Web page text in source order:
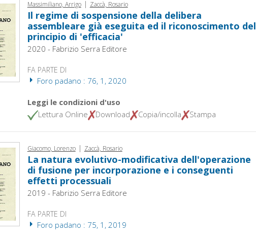
Massimiliano, Arrigo | Zaccà, Rosario
Il regime di sospensione della delibera
assembleare già eseguita ed il riconoscimento del
principio di 'efficacia'
2020 - Fabrizio Serra Editore
FA PARTE DI
Foro padano : 76, 1, 2020
Leggi le condizioni d'uso
Lettura Online
Download Copia/incolla Stampa
Giacomo, Lorenzo | Zaccà, Rosario
La natura evolutivo-modificativa dell'operazione
di fusione per incorporazione e i conseguenti
effetti processuali
2019 - Fabrizio Serra Editore
FA PARTE DI
Foro padano : 75, 1, 2019